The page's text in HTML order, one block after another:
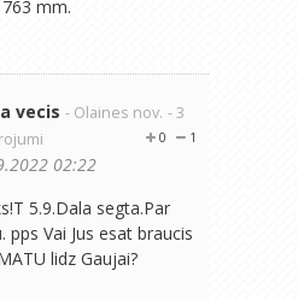
mm.
vecis - Olaines nov. - 3
1
0
02:22
5.9.Dala segta.Par
pps Vai Jus esat braucis
lidz Gaujai?